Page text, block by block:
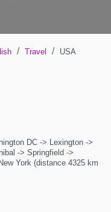
/ Travel /
USA
DC -> Lexington ->
-> Springfield ->
York (distance 4325 km